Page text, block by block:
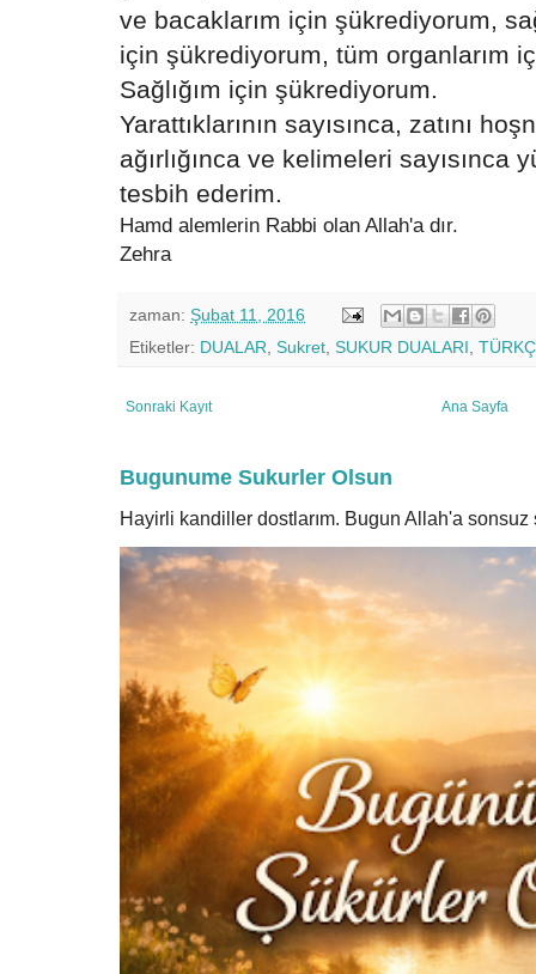
ve bacaklarım için şükrediyorum,
için şükrediyorum, tüm organlarım
Sağlığım için şükrediyorum.
Yarattıklarının sayısınca, zatını
ağırlığınca ve kelimeleri sayısınca
tesbih ederim.
Hamd alemlerin Rabbi olan Allah'a dır.
Zehra
zaman: Şubat 11, 2016
Etiketler: DUALAR Sukret SUKUR DUALARI
Sonraki Kayıt Ana Sayfa
Bugunume Sukurler Olsun
Hayirli kandiller dostlarım. Bugun Allah'a